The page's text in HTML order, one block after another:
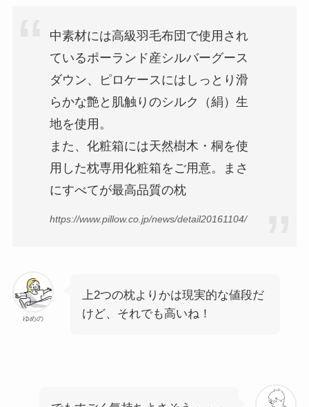
中素材には高級羽毛布団で使用され
ているポーランド産シルバーグース
ダウン、ピロケースにはしっとり滑
らかな艶と肌触りのシルク（絹）生
地を使用。
また、化粧箱には天然樹木・桐を使
用した枕専用化粧箱をご用意。まさ
にすべてが最高品質の枕
https://www.pillow.co.jp/news/detail20161104/
ゆめの
上2つの枕よりかは現実的な値段だ
けど、それでも高いね！